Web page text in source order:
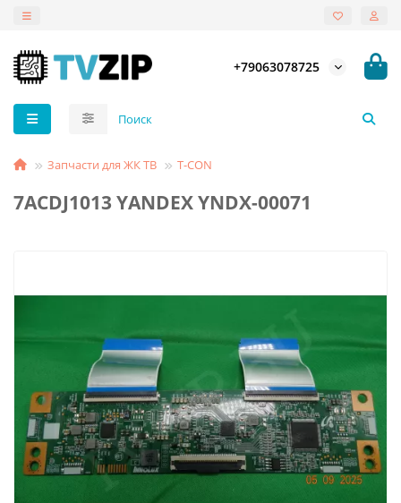
+79063078725
Запчасти для ЖК ТВ T-СON
7ACDJ1013 YANDEX YNDX-00071